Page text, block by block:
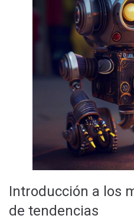
Introducción a los
de tendencias